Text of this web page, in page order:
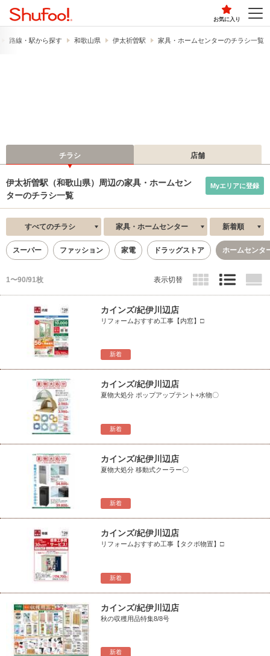
お気に入り
路線・駅から探す 和歌山県 伊太祈曽駅 家具・ホームセンターのチラシ一覧
チラシ 店舗
伊太祈曽駅（和歌山県）周辺の家具・ホームセン
ターのチラシ一覧
Myエリアに登録
すべてのチラシ 家具・ホームセンター 新着順
スーパー ファッション 家電 ドラッグストア ホームセンタ
1〜90/91枚 表示切替
新着
カインズ/紀伊川辺店
リフォームおすすめ工事【内窓】□
新着
カインズ/紀伊川辺店
夏物大処分 ポップアップテント+水物〇
新着
カインズ/紀伊川辺店
夏物大処分 移動式クーラー〇
新着
カインズ/紀伊川辺店
リフォームおすすめ工事【タクボ物置】□
新着
カインズ/紀伊川辺店
秋の収穫用品特集8/8号